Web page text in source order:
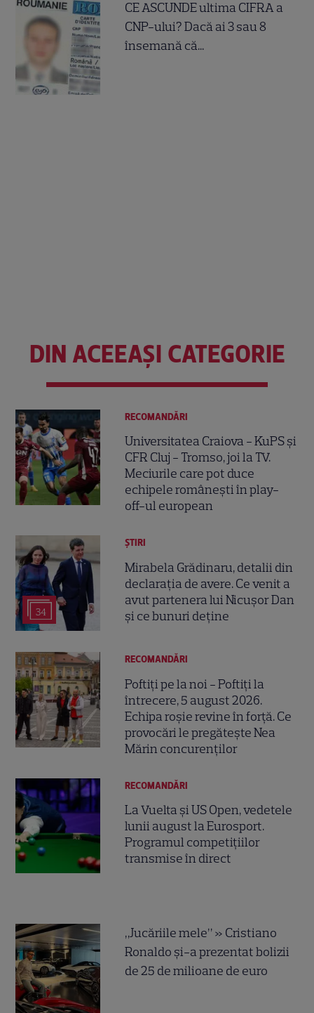
CE ASCUNDE ultima CIFRA a
CNP-ului? Dacă ai 3 sau 8
însemană că...
DIN ACEEAȘI CATEGORIE
RECOMANDĂRI
Universitatea Craiova - KuPS și
CFR Cluj - Tromso, joi la TV.
Meciurile care pot duce
echipele românești în play-
off-ul european
34
ȘTIRI
Mirabela Grădinaru, detalii din
declarația de avere. Ce venit a
avut partenera lui Nicușor Dan
și ce bunuri deține
RECOMANDĂRI
Poftiți pe la noi - Poftiți la
întrecere, 5 august 2026.
Echipa roșie revine în forță. Ce
provocări le pregătește Nea
Mărin concurenților
RECOMANDĂRI
La Vuelta și US Open, vedetele
lunii august la Eurosport.
Programul competițiilor
transmise în direct
„Jucăriile mele” » Cristiano
Ronaldo și-a prezentat bolizii
de 25 de milioane de euro